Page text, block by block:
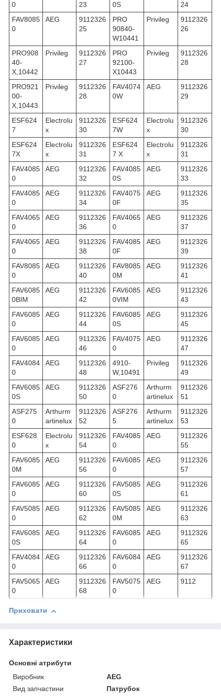
0 23 0S
24
FAV8085
0
AEG
9112326
25
PRO
90840-
W10441
Privileg
9112326
26
PRO908
40-
X,10442
Privileg
9112326
27
PRO
92100-
X10443
Privileg
9112326
28
PRO921
00-
X,10443
Privileg
9112326
28
FAV4074
0W
AEG
9112326
29
ESF624
7
Electrolu
x
9112326
30
ESF624
7W
Electrolu
x
9112326
30
ESF624
7X
Electrolu
x
9112326
31
ESF624
7 X
Electrolu
x
9112326
31
FAV4085
0
AEG
9112326
32
FAV4085
0S
AEG
9112326
33
FAV4085
0
AEG
9112326
34
FAV4075
0F
AEG
9112326
35
FAV4065
0
AEG
9112326
36
FAV4065
0
AEG
9112326
37
FAV4065
0
AEG
9112326
38
FAV4085
0F
AEG
9112326
39
FAV8085
0
AEG
9112326
40
FAV8085
0M
AEG
9112326
41
FAV6085
0BIM
AEG
9112326
42
FAV6085
0VIM
AEG
9112326
43
FAV6085
0
AEG
9112326
44
FAV6085
0S
AEG
9112326
45
FAV6085
0
AEG
9112326
46
FAV4075
0
AEG
9112326
47
FAV4084
0
AEG
9112326
48
4910-
W,10491
Privileg
9112326
49
FAV6085
0S
AEG
9112326
50
ASF276
0
Arthurm
artinelux
9112326
51
ASF275
0
Arthurm
artinelux
9112326
52
ASF276
5
Arthurm
artinelux
9112326
53
ESF628
0
Electrolu
x
9112326
54
FAV4085
0
AEG
9112326
55
FAV6085
0M
AEG
9112326
56
FAV6085
0
AEG
9112326
57
FAV6085
0
AEG
9112326
60
FAV5085
0S
AEG
9112326
61
FAV5085
0
AEG
9112326
62
FAV5085
0M
AEG
9112326
63
FAV6085
0S
AEG
9112326
64
FAV6085
0
AEG
9112326
65
FAV4084
0
AEG
9112326
66
FAV6084
0
AEG
9112326
67
FAV5065
0
AEG
9112326
68
FAV5075
0
AEG 9112
Приховати
Характеристики
Основні атрибути
Виробник
AEG
Вид запчастини
Патрубок